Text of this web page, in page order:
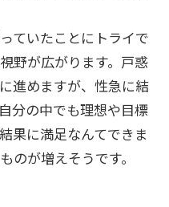
ていたことにトライで
野が広がります。戸惑
進めますが、性急に結
分の中でも理想や目標
果に満足なんてできま
のが増えそうです。